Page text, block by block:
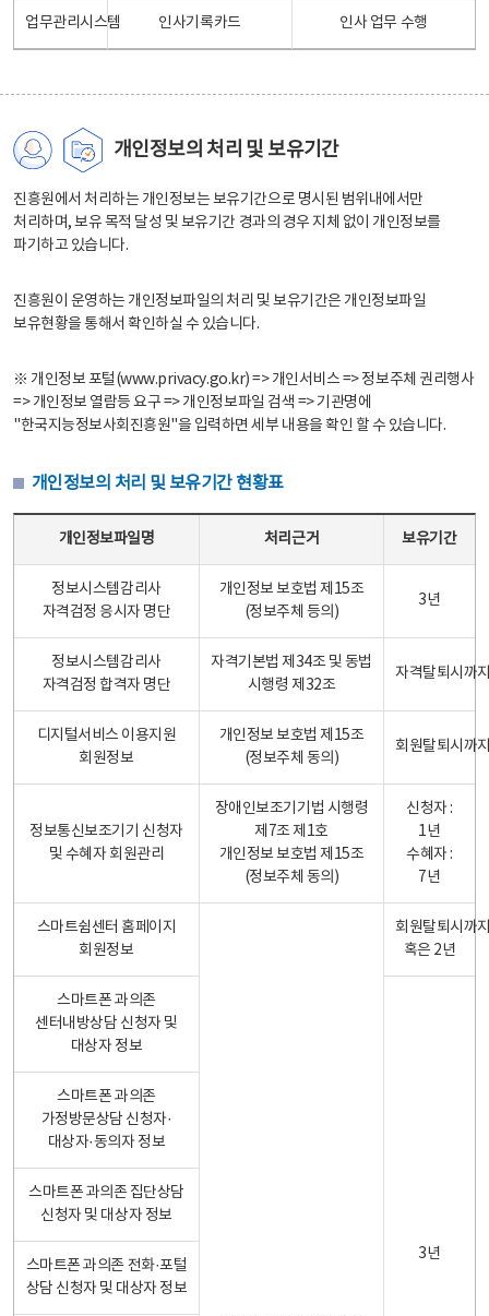
업무관리시스템 인사기록카드 인사 업무 수행
개인정보의 처리 및 보유기간
진흥원에서 처리하는 개인정보는 보유기간으로 명시된 범위내에서만
처리하며, 보유 목적 달성 및 보유기간 경과의 경우 지체 없이 개인정보를
파기하고 있습니다.
진흥원이 운영하는 개인정보파일의 처리 및 보유기간은 개인정보파일
보유현황을 통해서 확인하실 수 있습니다.
※ 개인정보 포털(www.privacy.go.kr) => 개인서비스 => 정보주체 권리행사
=> 개인정보 열람등 요구 => 개인정보파일 검색 => 기관명에
"한국지능정보사회진흥원"을 입력하면 세부 내용을 확인 할 수 있습니다.
개인정보의 처리 및 보유기간 현황표
개인정보파일명 처리근거 보유기간
정보시스템감리사
자격검정 응시자 명단
개인정보 보호법 제15조
(정보주체 등의)
3년
정보시스템감리사
자격검정 합격자 명단
자격기본법 제34조 및 동법
시행령 제32조
자격탈퇴시까
디지털서비스 이용지원
회원정보
개인정보 보호법 제15조
(정보주체 동의)
회원탈퇴시까
정보통신보조기기 신청자
및 수혜자 회원관리
장애인보조기기법 시행령
제7조 제1호
개인정보 보호법 제15조
(정보주체 동의)
신청자 :
1년
수혜자 :
7년
스마트쉼센터 홈페이지
회원정보
회원탈퇴시까
혹은 2년
스마트폰 과의존
센터내방상담 신청자 및
대상자 정보
3년
스마트폰 과의존
가정방문상담 신청자·
대상자·동의자 정보
스마트폰 과의존 집단상담
신청자 및 대상자 정보
스마트폰 과의존 전화·포털
상담 신청자 및 대상자 정보